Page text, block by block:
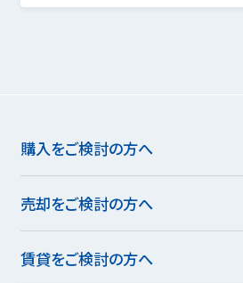
購入をご検討の方へ
売却をご検討の方へ
賃貸をご検討の方へ